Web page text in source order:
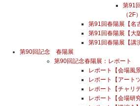
第91
（2F
第91回春陽展【名
第91回春陽展【大
第91回春陽展【講
第90回記念 春陽展
第90回記念春陽展：レポート
レポート【会場風景
レポート【アート
レポート【チャリ
レポート【会場研究